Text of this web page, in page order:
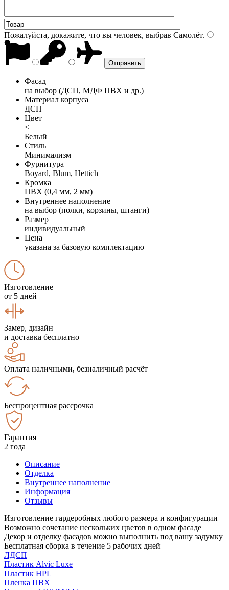
Пожалуйста, докажите, что вы человек, выбрав Самолёт.
Фасад
на выбор (ДСП, МДФ ПВХ и др.)
Материал корпуса
ДСП
Цвет
<
Белый
Стиль
Минимализм
Фурнитура
Boyard, Blum, Hettich
Кромка
ПВХ (0,4 мм, 2 мм)
Внутреннее наполнение
на выбор (полки, корзины, штанги)
Размер
индивидуальный
Цена
указана за базовую комплектацию
Изготовление
от 5 дней
Замер, дизайн
и доставка бесплатно
Оплата наличными, безналичный расчёт
Беспроцентная рассрочка
Гарантия
2 года
Описание
Отделка
Внутреннее наполнение
Информация
Отзывы
Изготовление гардеробных любого размера и конфигурации
Возможно сочетание нескольких цветов в одном фасаде
Декор и отделку фасадов можно выполнить под вашу задумку
Бесплатная сборка в течение 5 рабочих дней
ЛДСП
Пластик Alvic Luxe
Пластик HPL
Пленка ПВХ